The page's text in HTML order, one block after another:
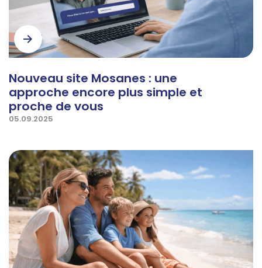
Nouveau site Mosanes : une
approche encore plus simple et
proche de vous
05.09.2025